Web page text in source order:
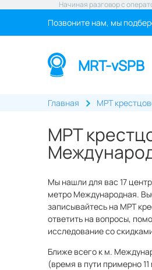
Начиная разговор с
Позвоните нам, мы
MRT-vSPB
Главная МРТ
МРТ
Мы нашли для вас 17
метро Международная.
записывайтесь на МРТ
ответить на вопросы,
исследование со
Ближе всего к м.
(время в пути примерно